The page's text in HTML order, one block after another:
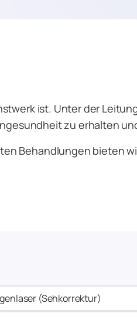
ist. Unter der
zu erhalten
Behandlungen bieten
(Sehkorrektur)​